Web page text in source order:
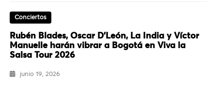
Conciertos
Rubén Blades, Oscar D’León, La India y Víctor
Manuelle harán vibrar a Bogotá en Viva la
Salsa Tour 2026
junio 19, 2026